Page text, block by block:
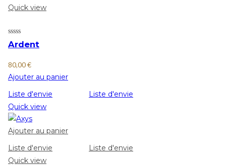
Quick view
Ardent
80,00€
Ajouter au panier
Liste d'envie
Liste d'envie
Quick view
Ajouter au panier
Liste d'envie
Liste d'envie
Quick view